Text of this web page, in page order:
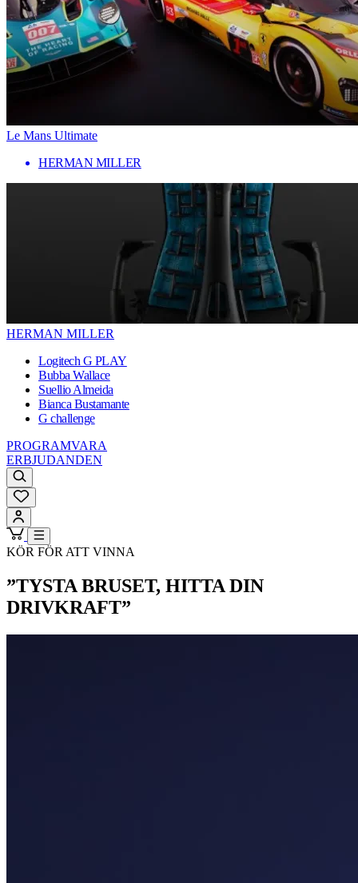
Le Mans Ultimate
HERMAN MILLER
HERMAN MILLER
Logitech G PLAY
Bubba Wallace
Suellio Almeida
Bianca Bustamante
G challenge
PROGRAMVARA
ERBJUDANDEN
KÖR FÖR ATT VINNA
”TYSTA BRUSET, HITTA DIN
DRIVKRAFT”